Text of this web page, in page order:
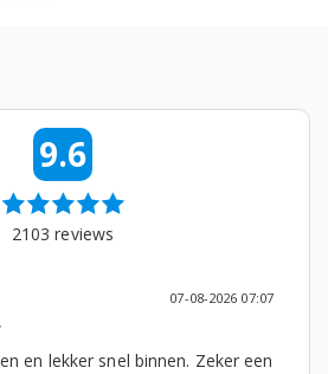
9.6
2103 reviews
07-08-2026 07:07
en lekker snel binnen. Zeker een